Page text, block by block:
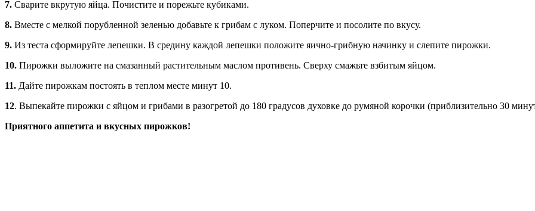
7. Сварите вкрутую яйца. Почистите и порежьте кубиками.
8. Вместе с мелкой порубленной зеленью добавьте к грибам с луком. Поперчите и посолите по вкусу.
9. Из теста сформируйте лепешки. В средину каждой лепешки положите яично-грибную начинку и слепите пирожки.
10. Пирожки выложите на смазанный растительным маслом противень. Сверху смажьте взбитым яйцом.
11. Дайте пирожкам постоять в теплом месте минут 10.
12. Выпекайте пирожки с яйцом и грибами в разогретой до 180 градусов духовке до румяной корочки (приблизительно 30
Приятного аппетита и вкусных пирожков!